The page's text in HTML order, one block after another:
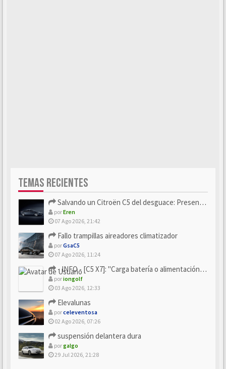
TEMAS RECIENTES
Salvando un Citroën C5 del desguace: Presentación y seguimiento
porEren
07 Ago 2026, 21:42
Fallo trampillas aireadores climatizador
porGsaC5
07 Ago 2026, 11:24
- INFO - [C5 X7]: "Carga batería o alimentación eléctri...
poriongolf
03 Ago 2026, 12:33
Elevalunas
porceleventosa
02 Ago 2026, 07:26
suspensión delantera dura
porgalgo
29 Jul 2026, 21:28